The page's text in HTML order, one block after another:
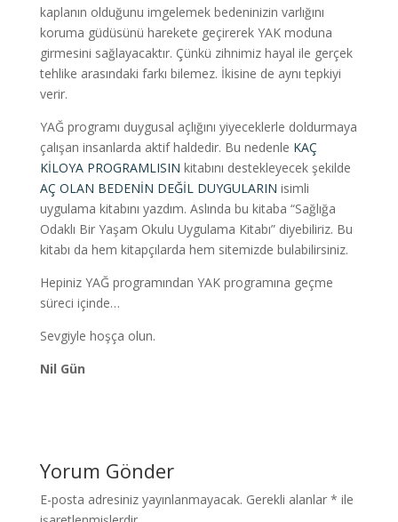
kaplanın olduğunu imgelemek bedeninizin varlığını
koruma güdüsünü harekete geçirerek YAK moduna
girmesini sağlayacaktır. Çünkü zihnimiz hayal ile gerçek
tehlike arasındaki farkı bilemez. İkisine de aynı tepkiyi
verir.
YAĞ programı duygusal açlığını yiyeceklerle doldurmaya
çalışan insanlarda aktif haldedir. Bu nedenle KAÇ
KİLOYA PROGRAMLISIN kitabını destekleyecek şekilde
AÇ OLAN BEDENİN DEĞİL DUYGULARIN isimli
uygulama kitabını yazdım. Aslında bu kitaba “Sağlığa
Odaklı Bir Yaşam Okulu Uygulama Kitabı” diyebiliriz. Bu
kitabı da hem kitapçılarda hem sitemizde bulabilirsiniz.
Hepiniz YAĞ programından YAK programına geçme
süreci içinde…
Sevgiyle hoşça olun.
Nil Gün
Yorum Gönder
E-posta adresiniz yayınlanmayacak. Gerekli alanlar * ile